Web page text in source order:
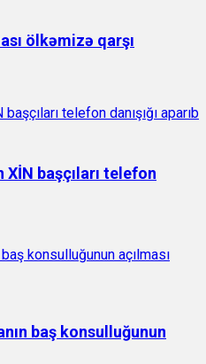
ölkəmizə qarşı
başçıları telefon
baş konsulluğunun